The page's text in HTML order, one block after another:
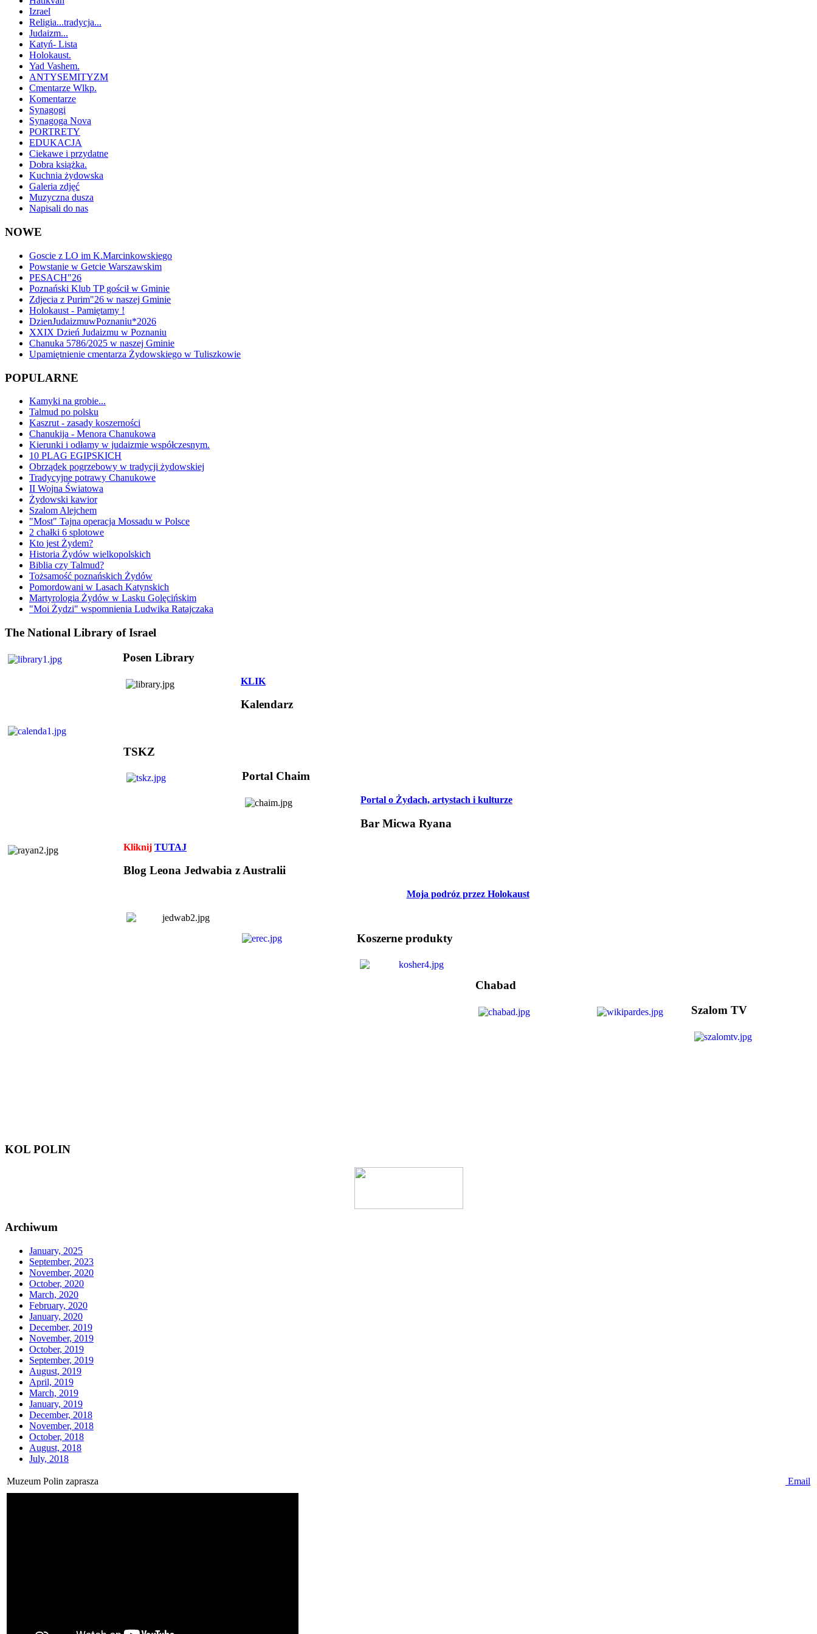
Izrael
Religia...tradycja...
Judaizm...
Katyń- Lista
Holokaust.
Yad Vashem.
ANTYSEMITYZM
Cmentarze Wlkp.
Komentarze
Synagogi
Synagoga Nova
PORTRETY
EDUKACJA
Ciekawe i przydatne
Dobra książka.
Kuchnia żydowska
Galeria zdjęć
Muzyczna dusza
Napisali do nas
NOWE
Goscie z LO im K.Marcinkowskiego
Powstanie w Getcie Warszawskim
PESACH"26
Poznański Klub TP gościł w Gminie
Zdjecia z Purim"26 w naszej Gminie
Holokaust - Pamiętamy !
DzienJudaizmuwPoznaniu*2026
XXIX Dzień Judaizmu w Poznaniu
Chanuka 5786/2025 w naszej Gminie
Upamiętnienie cmentarza Żydowskiego w Tuliszkowie
POPULARNE
Kamyki na grobie...
Talmud po polsku
Kaszrut - zasady koszerności
Chanukija - Menora Chanukowa
Kierunki i odłamy w judaizmie współczesnym.
10 PLAG EGIPSKICH
Obrządek pogrzebowy w tradycji żydowskiej
Tradycyjne potrawy Chanukowe
II Wojna Światowa
Żydowski kawior
Szalom Alejchem
"Most" Tajna operacja Mossadu w Polsce
2 chałki 6 splotowe
Kto jest Żydem?
Historia Żydów wielkopolskich
Biblia czy Talmud?
Tożsamość poznańskich Żydów
Pomordowani w Lasach Katynskich
Martyrologia Żydów w Lasku Golęcińskim
"Moi Żydzi" wspomnienia Ludwika Ratajczaka
The National Library of Israel
Posen Library
KLIK
Kalendarz
TSKZ
Portal Chaim
Portal o Żydach, artystach i kulturze
Bar Micwa Ryana
Kliknij TUTAJ
Blog Leona Jedwabia z Australii
Moja podróz przez Holokaust
Koszerne produkty
Chabad
Szalom TV
KOL POLIN
Archiwum
January, 2025
September, 2023
November, 2020
October, 2020
March, 2020
February, 2020
January, 2020
December, 2019
November, 2019
October, 2019
September, 2019
August, 2019
April, 2019
March, 2019
January, 2019
December, 2018
November, 2018
October, 2018
August, 2018
July, 2018
Muzeum Polin zaprasza Email